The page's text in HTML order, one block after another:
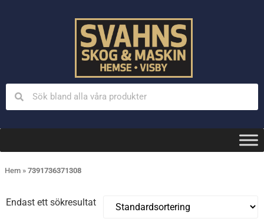
Hem » 7391736371308
Endast ett sökresultat